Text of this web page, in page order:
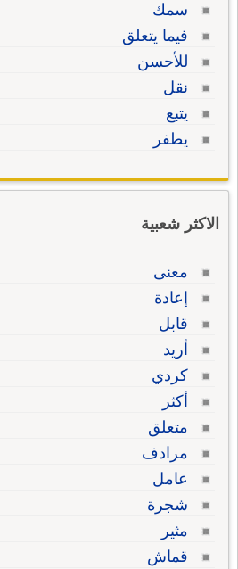
سمك
فيما يتعلق
للأحسن
نقل
يتبع
يطفر
الاكثر شعبية
معنى
إعادة
قابل
أريد
كردي
أكثر
متعلق
مرادف
عامل
شجرة
مثير
قماش